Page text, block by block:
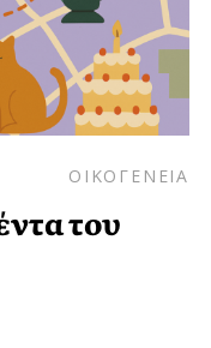
ΟΙΚΟΓΕΝΕΙΑ
του